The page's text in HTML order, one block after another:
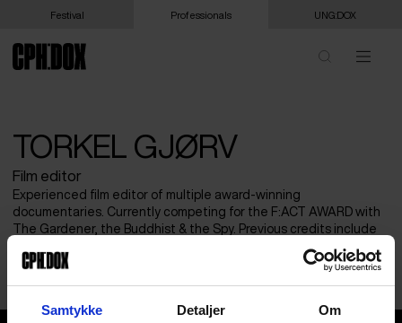
Samtykke Detaljer Om
Festival Professionals UNG:DOX
TORKEL GJØRV
Film editor
Experienced film editor of multiple award-winning
documentaries. Currently competing for the F:ACT AWARD with
The Gardener, the Buddhist & the Spy. Previous credits include
Praying for Armageddon, Trond Giske: Makta Rår, The Mole:
Undercover in North Korea, iHuman, and Being Eriko.